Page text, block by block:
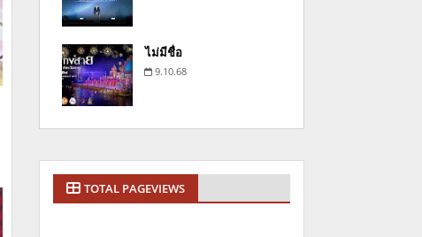
ไม่มีชื่อ
9.10.68
TOTAL PAGEVIEWS